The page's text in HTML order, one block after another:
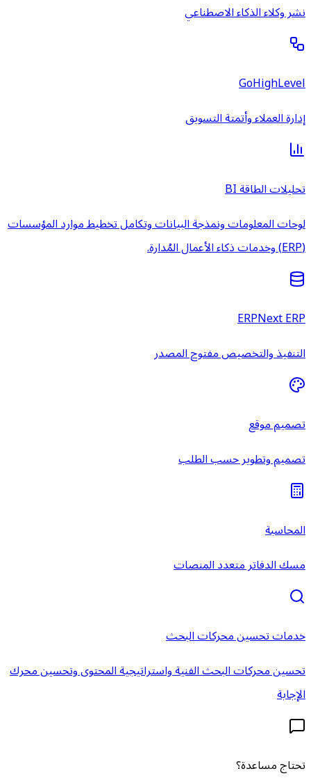
نشر وكلاء الذكاء الاصطناعي
GoHighLevel
إدارة العملاء وأتمتة التسويق
تحليلات الطاقة BI
لوحات المعلومات ونمذجة البيانات وتكامل تخطيط موارد المؤسسات
(ERP) وخدمات ذكاء الأعمال المُدارة.
ERPNext ERP
التنفيذ والتخصيص مفتوح المصدر
تصميم موقع
تصميم وتطوير حسب الطلب
المحاسبة
مسك الدفاتر متعدد المنصات
خدمات تحسين محركات البحث
تحسين محركات البحث الفنية واستراتيجية المحتوى وتحسين محرك
الإجابة
تحتاج مساعدة؟